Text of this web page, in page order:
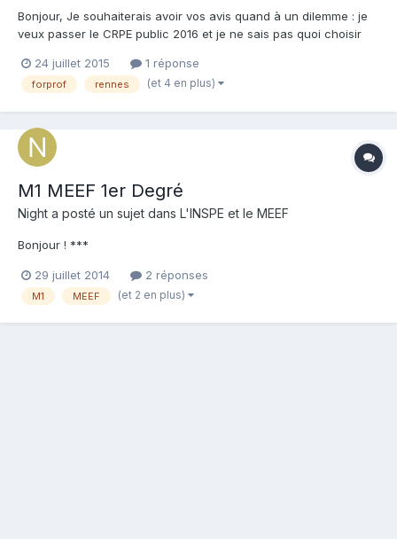
Bonjour, Je souhaiterais avoir vos avis quand à un dilemme : je
veux passer le CRPE public 2016 et je ne sais pas quoi choisir
formation Forprof à Rennes (à priori la formule "passeport
réussite")... Mes questionnements se portent surtout su...
24 juillet 2015 1 réponse
forprof rennes (et 4 en plus)
M1 MEEF 1er Degré
Night a posté un sujet dans L'INSPE et le MEEF
Bonjour ! ***
29 juillet 2014 2 réponses
M1 MEEF (et 2 en plus)